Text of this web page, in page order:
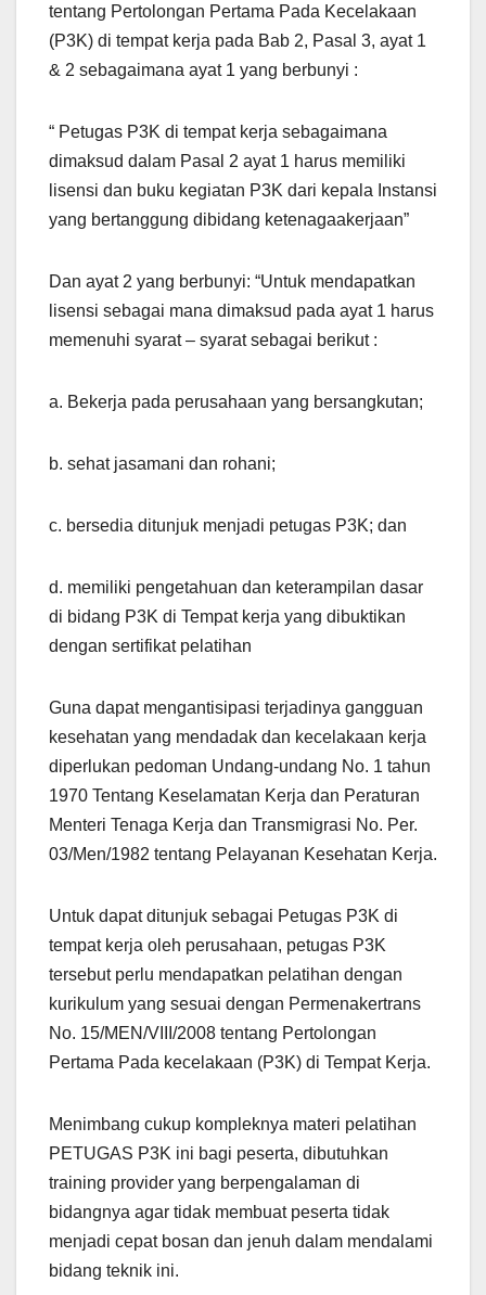
tentang Pertolongan Pertama Pada Kecelakaan
(P3K) di tempat kerja pada Bab 2, Pasal 3, ayat 1
& 2 sebagaimana ayat 1 yang berbunyi :
“ Petugas P3K di tempat kerja sebagaimana
dimaksud dalam Pasal 2 ayat 1 harus memiliki
lisensi dan buku kegiatan P3K dari kepala Instansi
yang bertanggung dibidang ketenagaakerjaan”
Dan ayat 2 yang berbunyi: “Untuk mendapatkan
lisensi sebagai mana dimaksud pada ayat 1 harus
memenuhi syarat – syarat sebagai berikut :
a. Bekerja pada perusahaan yang bersangkutan;
b. sehat jasamani dan rohani;
c. bersedia ditunjuk menjadi petugas P3K; dan
d. memiliki pengetahuan dan keterampilan dasar
di bidang P3K di Tempat kerja yang dibuktikan
dengan sertifikat pelatihan
Guna dapat mengantisipasi terjadinya gangguan
kesehatan yang mendadak dan kecelakaan kerja
diperlukan pedoman Undang-undang No. 1 tahun
1970 Tentang Keselamatan Kerja dan Peraturan
Menteri Tenaga Kerja dan Transmigrasi No. Per.
03/Men/1982 tentang Pelayanan Kesehatan Kerja.
Untuk dapat ditunjuk sebagai Petugas P3K di
tempat kerja oleh perusahaan, petugas P3K
tersebut perlu mendapatkan pelatihan dengan
kurikulum yang sesuai dengan Permenakertrans
No. 15/MEN/VIII/2008 tentang Pertolongan
Pertama Pada kecelakaan (P3K) di Tempat Kerja.
Menimbang cukup kompleknya materi pelatihan
PETUGAS P3K ini bagi peserta, dibutuhkan
training provider yang berpengalaman di
bidangnya agar tidak membuat peserta tidak
menjadi cepat bosan dan jenuh dalam mendalami
bidang teknik ini.